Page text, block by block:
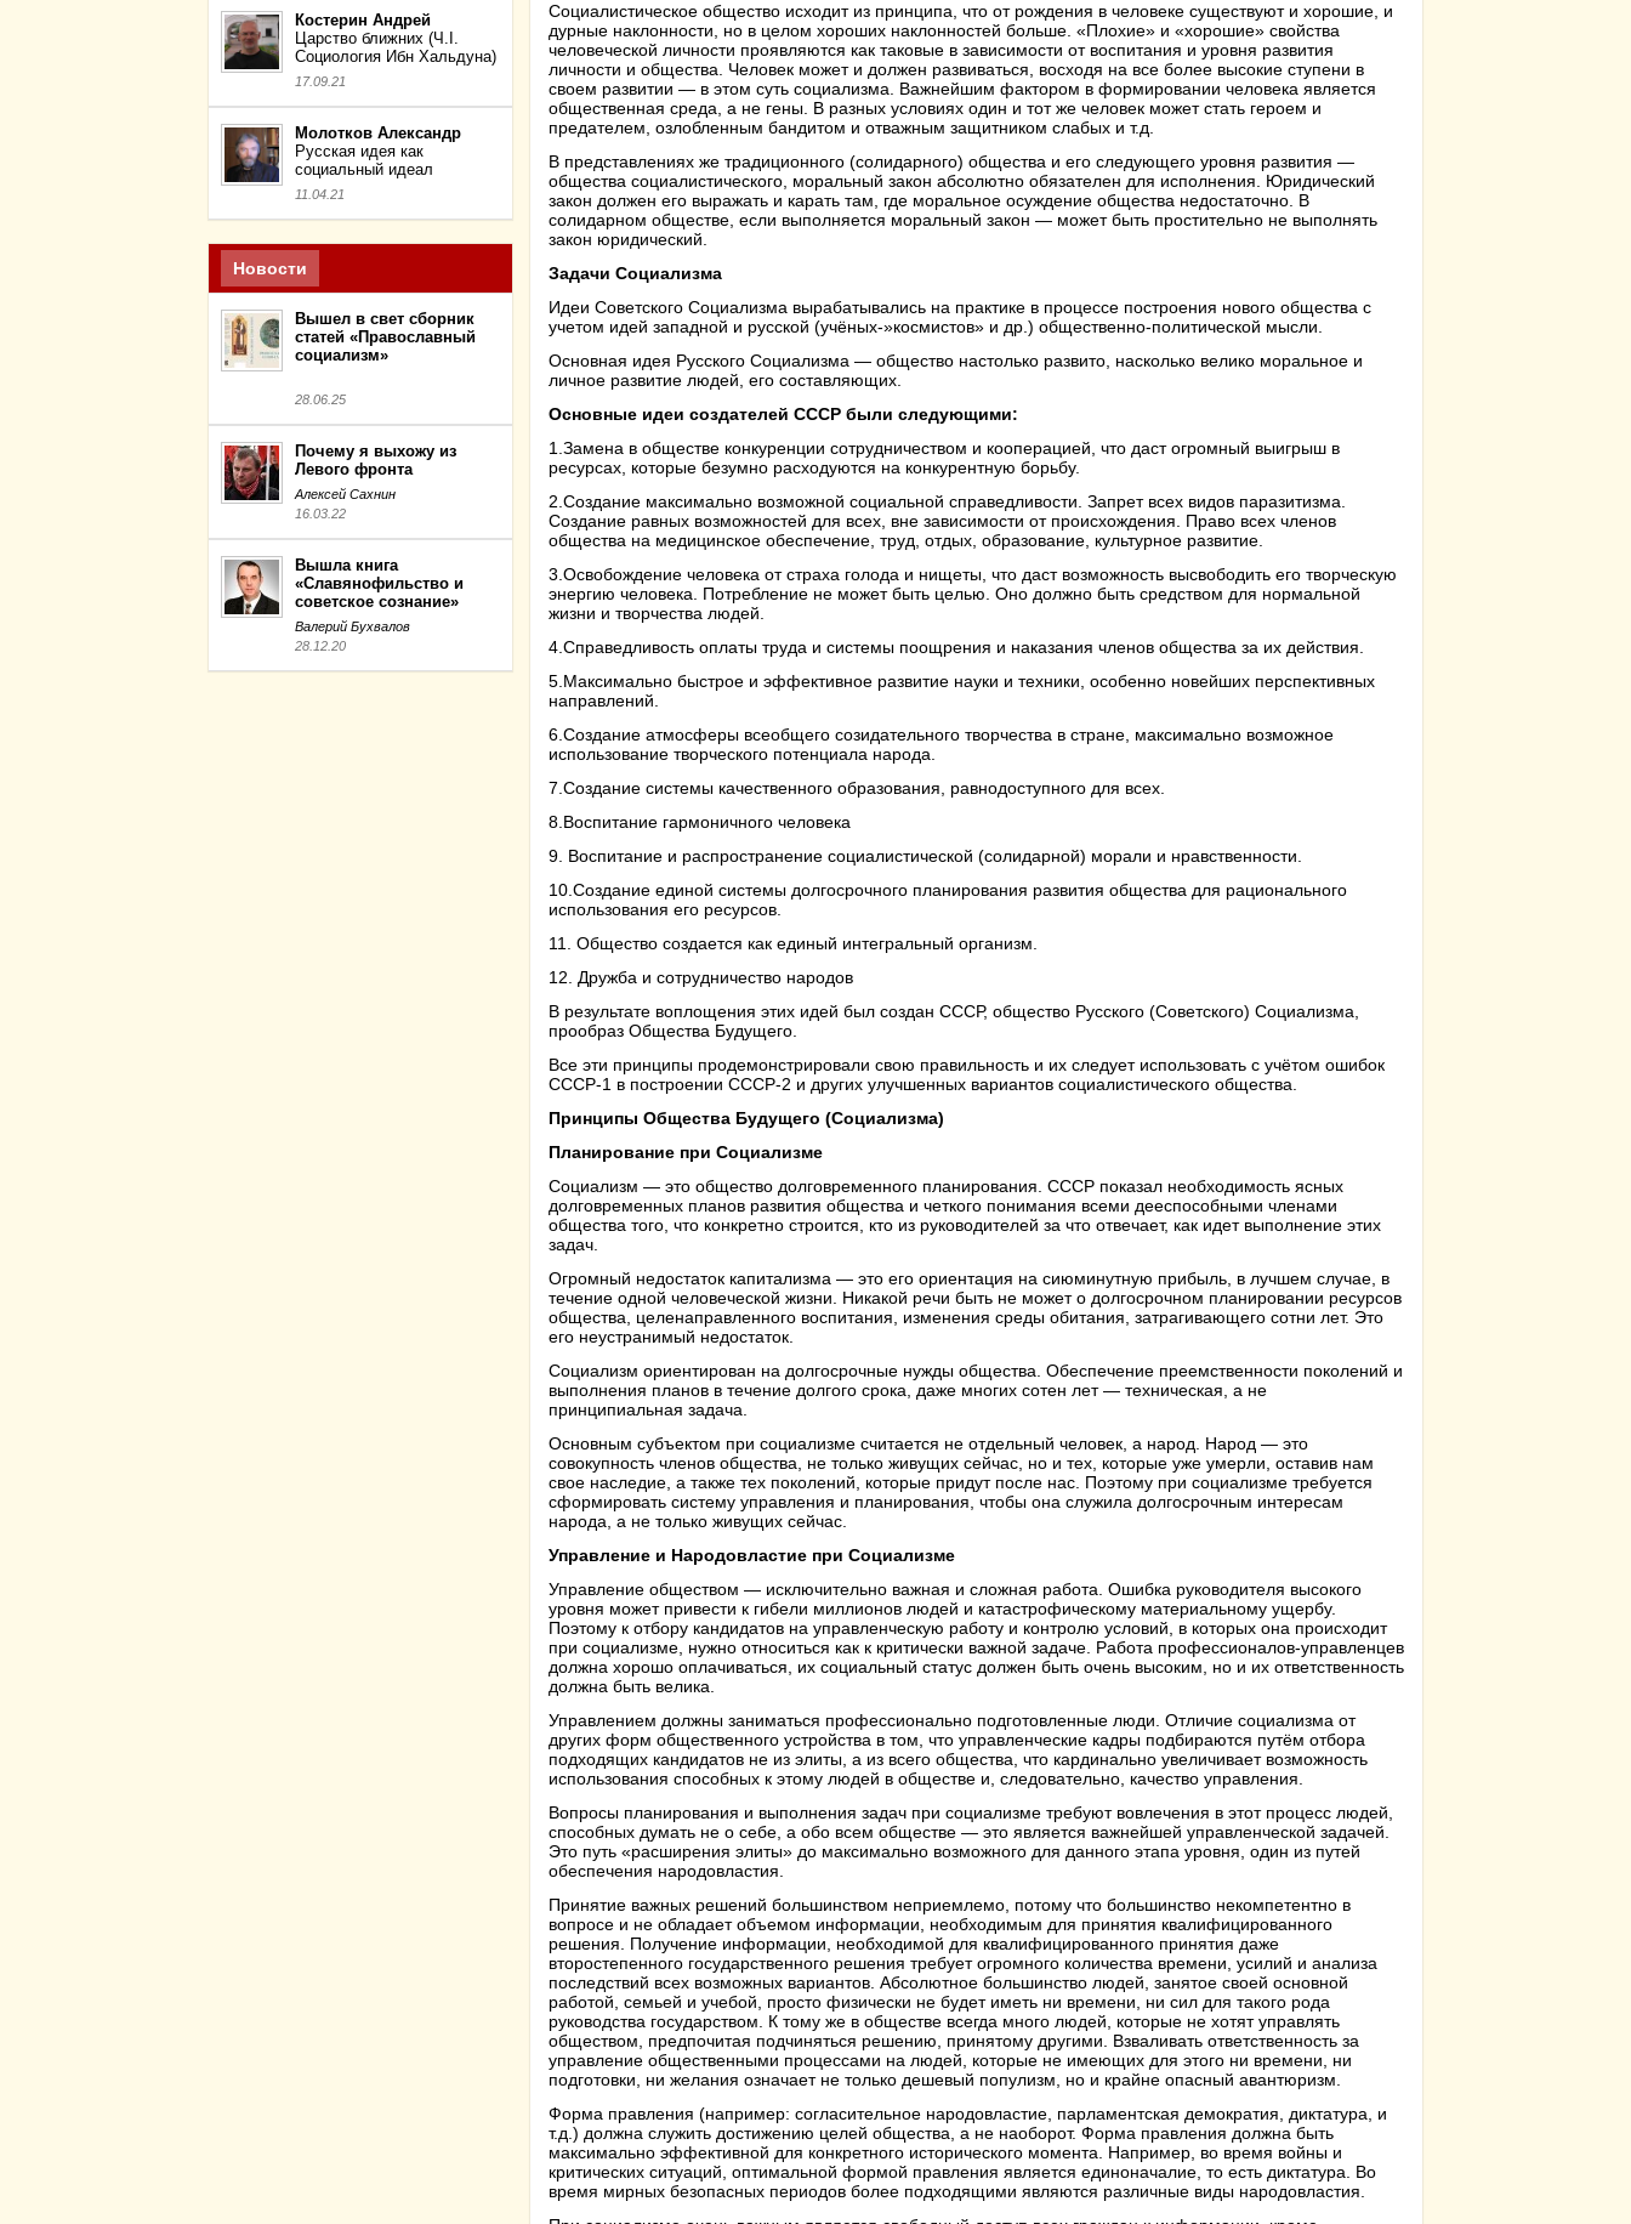
Костерин Андрей
Царство ближних (Ч.I.
Социология Ибн Хальдуна)
17.09.21
Молотков Александр
Русская идея как
социальный идеал
11.04.21
Новости
Вышел в свет сборник
статей «Православный
социализм»
28.06.25
Почему я выхожу из
Левого фронта
Алексей Сахнин
16.03.22
Вышла книга
«Славянофильство и
советское сознание»
Валерий Бухвалов
28.12.20
Социалистическое общество исходит из принципа, что от рождения в человеке существуют и хорошие, и
дурные наклонности, но в целом хороших наклонностей больше. «Плохие» и «хорошие» свойства
человеческой личности проявляются как таковые в зависимости от воспитания и уровня развития
личности и общества. Человек может и должен развиваться, восходя на все более высокие ступени в
своем развитии — в этом суть социализма. Важнейшим фактором в формировании человека является
общественная среда, а не гены. В разных условиях один и тот же человек может стать героем и
предателем, озлобленным бандитом и отважным защитником слабых и т.д.
В представлениях же традиционного (солидарного) общества и его следующего уровня развития —
общества социалистического, моральный закон абсолютно обязателен для исполнения. Юридический
закон должен его выражать и карать там, где моральное осуждение общества недостаточно. В
солидарном обществе, если выполняется моральный закон — может быть простительно не выполнять
закон юридический.
Задачи Социализма
Идеи Советского Социализма вырабатывались на практике в процессе построения нового общества с
учетом идей западной и русской (учёных-»космистов» и др.) общественно-политической мысли.
Основная идея Русского Социализма — общество настолько развито, насколько велико моральное и
личное развитие людей, его составляющих.
Основные идеи создателей СССР были следующими:
1.Замена в обществе конкуренции сотрудничеством и кооперацией, что даст огромный выигрыш в
ресурсах, которые безумно расходуются на конкурентную борьбу.
2.Создание максимально возможной социальной справедливости. Запрет всех видов паразитизма.
Создание равных возможностей для всех, вне зависимости от происхождения. Право всех членов
общества на медицинское обеспечение, труд, отдых, образование, культурное развитие.
3.Освобождение человека от страха голода и нищеты, что даст возможность высвободить его творческую
энергию человека. Потребление не может быть целью. Оно должно быть средством для нормальной
жизни и творчества людей.
4.Справедливость оплаты труда и системы поощрения и наказания членов общества за их действия.
5.Максимально быстрое и эффективное развитие науки и техники, особенно новейших перспективных
направлений.
6.Создание атмосферы всеобщего созидательного творчества в стране, максимально возможное
использование творческого потенциала народа.
7.Создание системы качественного образования, равнодоступного для всех.
8.Воспитание гармоничного человека
9. Воспитание и распространение социалистической (солидарной) морали и нравственности.
10.Создание единой системы долгосрочного планирования развития общества для рационального
использования его ресурсов.
11. Общество создается как единый интегральный организм.
12. Дружба и сотрудничество народов
В результате воплощения этих идей был создан СССР, общество Русского (Советского) Социализма,
прообраз Общества Будущего.
Все эти принципы продемонстрировали свою правильность и их следует использовать с учётом ошибок
СССР-1 в построении СССР-2 и других улучшенных вариантов социалистического общества.
Принципы Общества Будущего (Социализма)
Планирование при Социализме
Социализм — это общество долговременного планирования. СССР показал необходимость ясных
долговременных планов развития общества и четкого понимания всеми дееспособными членами
общества того, что конкретно строится, кто из руководителей за что отвечает, как идет выполнение этих
задач.
Огромный недостаток капитализма — это его ориентация на сиюминутную прибыль, в лучшем случае, в
течение одной человеческой жизни. Никакой речи быть не может о долгосрочном планировании ресурсов
общества, целенаправленного воспитания, изменения среды обитания, затрагивающего сотни лет. Это
его неустранимый недостаток.
Социализм ориентирован на долгосрочные нужды общества. Обеспечение преемственности поколений и
выполнения планов в течение долгого срока, даже многих сотен лет — техническая, а не
принципиальная задача.
Основным субъектом при социализме считается не отдельный человек, а народ. Народ — это
совокупность членов общества, не только живущих сейчас, но и тех, которые уже умерли, оставив нам
свое наследие, а также тех поколений, которые придут после нас. Поэтому при социализме требуется
сформировать систему управления и планирования, чтобы она служила долгосрочным интересам
народа, а не только живущих сейчас.
Управление и Народовластие при Социализме
Управление обществом — исключительно важная и сложная работа. Ошибка руководителя высокого
уровня может привести к гибели миллионов людей и катастрофическому материальному ущербу.
Поэтому к отбору кандидатов на управленческую работу и контролю условий, в которых она происходит
при социализме, нужно относиться как к критически важной задаче. Работа профессионалов-управленцев
должна хорошо оплачиваться, их социальный статус должен быть очень высоким, но и их ответственность
должна быть велика.
Управлением должны заниматься профессионально подготовленные люди. Отличие социализма от
других форм общественного устройства в том, что управленческие кадры подбираются путём отбора
подходящих кандидатов не из элиты, а из всего общества, что кардинально увеличивает возможность
использования способных к этому людей в обществе и, следовательно, качество управления.
Вопросы планирования и выполнения задач при социализме требуют вовлечения в этот процесс людей,
способных думать не о себе, а обо всем обществе — это является важнейшей управленческой задачей.
Это путь «расширения элиты» до максимально возможного для данного этапа уровня, один из путей
обеспечения народовластия.
Принятие важных решений большинством неприемлемо, потому что большинство некомпетентно в
вопросе и не обладает объемом информации, необходимым для принятия квалифицированного
решения. Получение информации, необходимой для квалифицированного принятия даже
второстепенного государственного решения требует огромного количества времени, усилий и анализа
последствий всех возможных вариантов. Абсолютное большинство людей, занятое своей основной
работой, семьей и учебой, просто физически не будет иметь ни времени, ни сил для такого рода
руководства государством. К тому же в обществе всегда много людей, которые не хотят управлять
обществом, предпочитая подчиняться решению, принятому другими. Взваливать ответственность за
управление общественными процессами на людей, которые не имеющих для этого ни времени, ни
подготовки, ни желания означает не только дешевый популизм, но и крайне опасный авантюризм.
Форма правления (например: согласительное народовластие, парламентская демократия, диктатура, и
т.д.) должна служить достижению целей общества, а не наоборот. Форма правления должна быть
максимально эффективной для конкретного исторического момента. Например, во время войны и
критических ситуаций, оптимальной формой правления является единоначалие, то есть диктатура. Во
время мирных безопасных периодов более подходящими являются различные виды народовластия.